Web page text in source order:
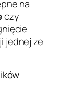
na
czy
jednej ze